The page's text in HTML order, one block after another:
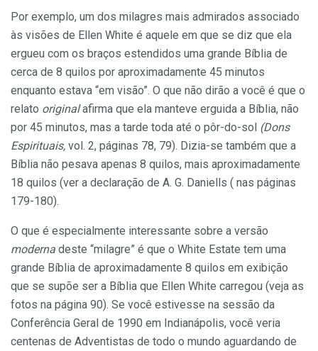
Por exemplo, um dos milagres mais admirados associado
às visões de Ellen White é aquele em que se diz que ela
ergueu com os braços estendidos uma grande Bíblia de
cerca de 8 quilos por aproximadamente 45 minutos
enquanto estava “em visão”. O que não dirão a você é que o
relato originalafirma que ela manteve erguida a Bíblia, não
por 45 minutos, mas a tarde toda até o pôr-do-sol (Dons
Espirituais, vol. 2, páginas 78, 79). Dizia-se também que a
Bíblia não pesava apenas 8 quilos, mais aproximadamente
18 quilos (ver a declaração de A. G. Daniells ( nas páginas
179-180).
O que é especialmente interessante sobre a versão
moderna deste “milagre” é que o White Estate tem uma
grande Bíblia de aproximadamente 8 quilos em exibição
que se supõe ser a Bíblia que Ellen White carregou (veja as
fotos na página 90). Se você estivesse na sessão da
Conferência Geral de 1990 em Indianápolis, você veria
centenas de Adventistas de todo o mundo aguardando de